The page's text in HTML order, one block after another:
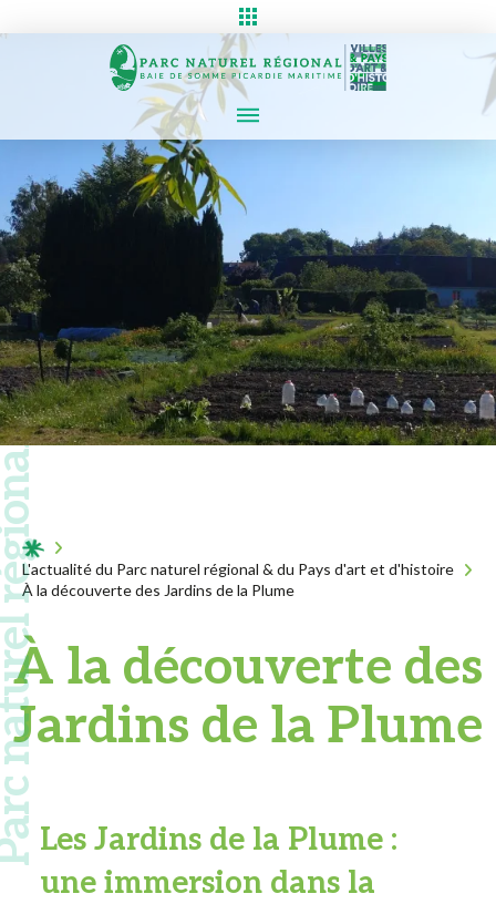
régional
Acceuil
L'actualité du Parc naturel régional & du Pays d'art et d'histoire
À la découverte des Jardins de la Plume
À la découverte des
Jardins de la Plume
LesJardins de la Plume :
une immersion dans la